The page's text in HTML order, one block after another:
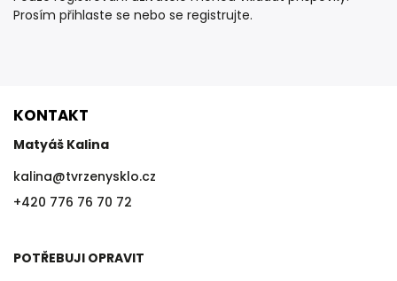
Prosím přihlaste se nebo se registrujte.
KONTAKT
Matyáš Kalina
kalina@tvrzenysklo.cz
+420 776 76 70 72
POTŘEBUJI OPRAVIT